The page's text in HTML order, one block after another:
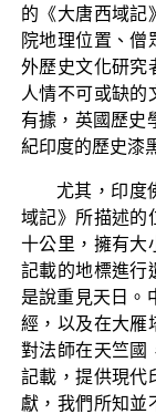
的《大唐西域記
院地理位置、僧
外歷史文化研究
人情不可或缺的
有據，英國歷史
紀印度的歷史漆
尤其，印度
域記》所描述的
十公里，擁有大
記載的地標進行
是說重見天日。
經，以及在大雁
對法師在天竺國
記載，提供現代
獻，我們所知並